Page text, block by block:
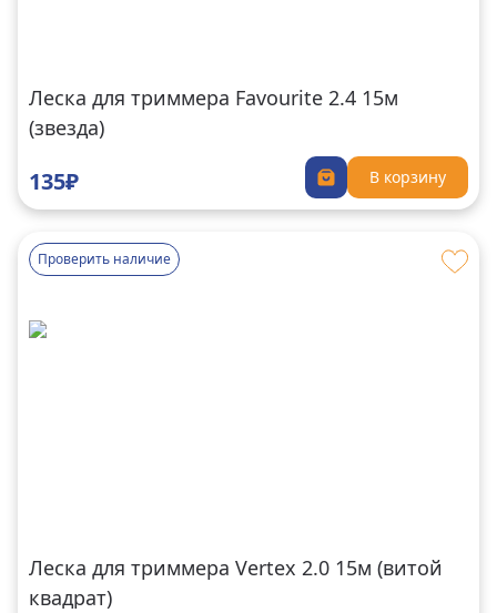
Леска для триммера Favourite 2.4 15м
(звезда)
135₽ В корзину
Проверить наличие
Леска для триммера Vertex 2.0 15м (витой
квадрат)